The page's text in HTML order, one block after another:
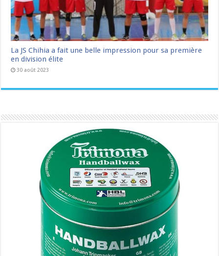
La JS Chihia a fait une belle impression pour sa première
en division élite
30 août 2023